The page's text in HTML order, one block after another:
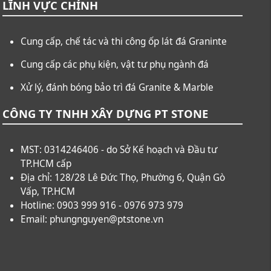
LĨNH VỰC CHÍNH
Cung cấp, chế tác và thi công ốp lát đá Graninte
Cung cấp các phụ kiện, vật tư phụ ngành đá
Xử lý, đánh bóng bảo trì đá Granite & Marble
CÔNG TY TNHH XÂY DỰNG PT STONE
MST: 0314246406 - do Sở Kế hoạch và Đầu tư
TP.HCM cấp
Địa chỉ: 128/28 Lê Đức Thọ, Phường 6, Quận Gò
Vấp, TP.HCM
Hotline: 0903 999 916 - 0976 973 979
Email: phungnguyen@ptstone.vn